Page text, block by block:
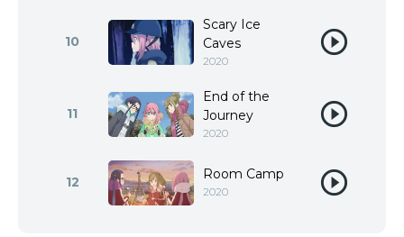
10
Scary Ice
Caves
2020
11
End of the
Journey
2020
12 Room Camp
2020